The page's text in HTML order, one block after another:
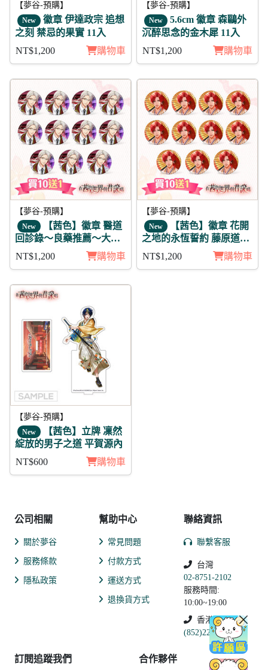
【夢谷-預購】
New 徽章 伊達政宗 追想
之刻 禁忌的果實 11入
NT$1,200
購物車
【夢谷-預購】
New 5.6cm 徽章 森鷗外
沉醉思念的金木犀 11入
NT$1,200
購物車
【夢谷-預購】
New 【茜色】徽章 醫道
回診錄～良藥推薦～大國
NT$1,200 購物車
【夢谷-預購】
New 【茜色】徽章 花開
之地的永恆誓約 藤原道長
NT$1,200 購物車
【夢谷-預購】
New 【茜色】立牌 凜然
綻放的男子之道 平賀源內
NT$600
購物車
公司相關
關於夢谷
服務條款
隱私政策
幫助中心
常見問題
付款方式
運送方式
退換貨方式
聯絡資訊
聯繫客服
台灣
02-8751-2102
服務時間:
10:00~19:00
香港
(852)2250-9311
訂閱追蹤我們 合作夥伴